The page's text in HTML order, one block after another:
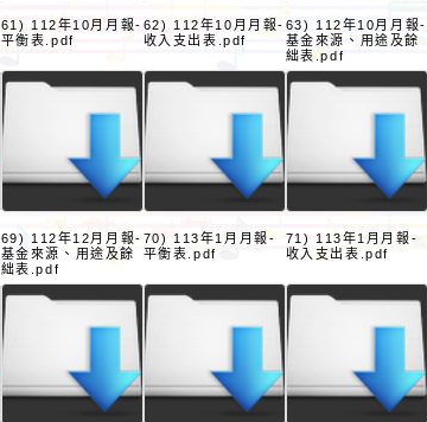
61) 112年10月月報-
平衡表.pdf
62) 112年10月月報-
收入支出表.pdf
63) 112年10月月報-
基金來源、用途及餘
絀表.pdf
69) 112年12月月報-
基金來源、用途及餘
絀表.pdf
70) 113年1月月報-
平衡表.pdf
71) 113年1月月報-
收入支出表.pdf